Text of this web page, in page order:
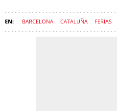
BARCELONA CATALUÑA FERIAS